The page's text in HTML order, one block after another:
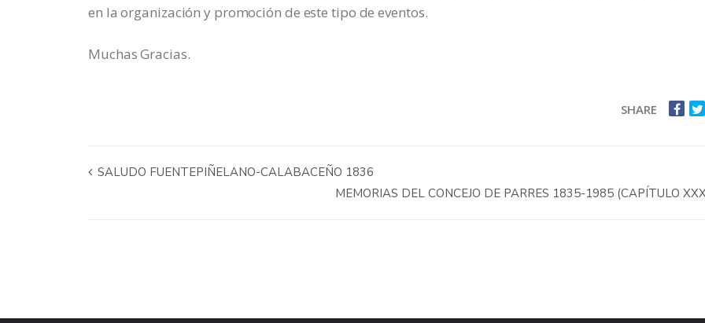
en la organización y promoción de este tipo de eventos.
Muchas Gracias.
SHARE
SALUDO FUENTEPIÑELANO-CALABACEÑO 1836
MEMORIAS DEL CONCEJO DE PARRES 1835-1985 (CAPÍTULO